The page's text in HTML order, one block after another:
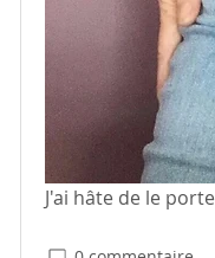
J'ai hâte de le